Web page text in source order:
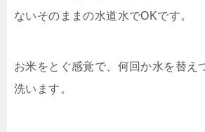
ないそのままの水道水でOKです。
お米をとぐ感覚で、何回か水を替え
洗います。